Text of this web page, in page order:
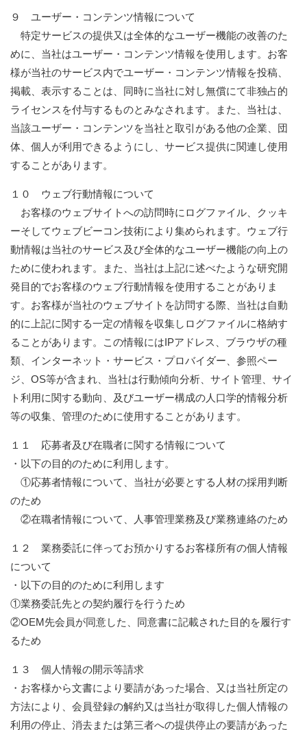
９ ユーザー・コンテンツ情報について
特定サービスの提供又は全体的なユーザー機能の改善のた
めに、当社はユーザー・コンテンツ情報を使用します。お客
様が当社のサービス内でユーザー・コンテンツ情報を投稿、
掲載、表示することは、同時に当社に対し無償にて非独占的
ライセンスを付与するものとみなされます。また、当社は、
当該ユーザー・コンテンツを当社と取引がある他の企業、団
体、個人が利用できるようにし、サービス提供に関連し使用
することがあります。
１０ ウェブ行動情報について
お客様のウェブサイトへの訪問時にログファイル、クッキ
ーそしてウェブビーコン技術により集められます。ウェブ行
動情報は当社のサービス及び全体的なユーザー機能の向上の
ために使われます。また、当社は上記に述べたような研究開
発目的でお客様のウェブ行動情報を使用することがありま
す。お客様が当社のウェブサイトを訪問する際、当社は自動
的に上記に関する一定の情報を収集しログファイルに格納す
ることがあります。この情報にはIPアドレス、ブラウザの種
類、インターネット・サービス・プロバイダー、参照ペー
ジ、OS等が含まれ、当社は行動傾向分析、サイト管理、サイ
ト利用に関する動向、及びユーザー構成の人口学的情報分析
等の収集、管理のために使用することがあります。
１１ 応募者及び在職者に関する情報について
・以下の目的のために利用します。
①応募者情報について、当社が必要とする人材の採用判断
のため
②在職者情報について、人事管理業務及び業務連絡のため
１２ 業務委託に伴ってお預かりするお客様所有の個人情報
について
・以下の目的のために利用します
①業務委託先との契約履行を行うため
②OEM先会員が同意した、同意書に記載された目的を履行す
るため
１３ 個人情報の開示等請求
・お客様から文書により要請があった場合、又は当社所定の
方法により、会員登録の解約又は当社が取得した個人情報の
利用の停止、消去または第三者への提供停止の要請があった